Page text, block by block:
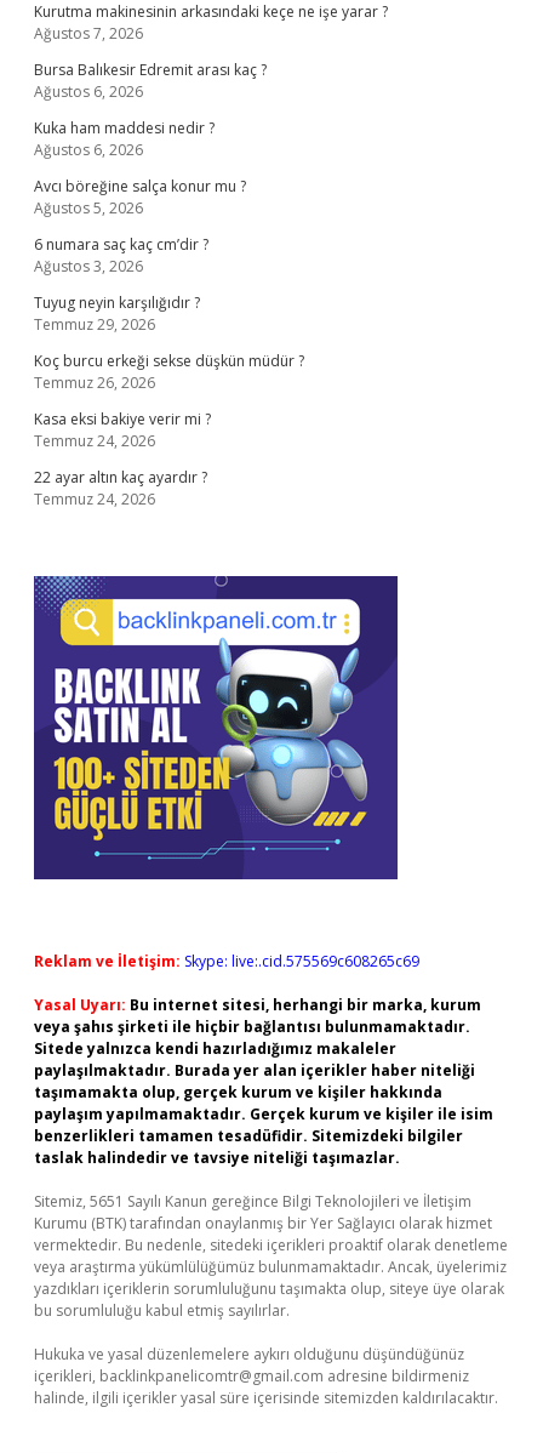
Kurutma makinesinin arkasındaki keçe ne işe yarar ?
Ağustos 7, 2026
Bursa Balıkesir Edremit arası kaç ?
Ağustos 6, 2026
Kuka ham maddesi nedir ?
Ağustos 6, 2026
Avcı böreğine salça konur mu ?
Ağustos 5, 2026
6 numara saç kaç cm’dir ?
Ağustos 3, 2026
Tuyug neyin karşılığıdır ?
Temmuz 29, 2026
Koç burcu erkeği sekse düşkün müdür ?
Temmuz 26, 2026
Kasa eksi bakiye verir mi ?
Temmuz 24, 2026
22 ayar altın kaç ayardır ?
Temmuz 24, 2026
Reklam ve İletişim: Skype: live:.cid.575569c608265c69
Yasal Uyarı: Bu internet sitesi, herhangi bir marka, kurum
veya şahıs şirketi ile hiçbir bağlantısı bulunmamaktadır.
Sitede yalnızca kendi hazırladığımız makaleler
paylaşılmaktadır. Burada yer alan içerikler haber niteliği
taşımamakta olup, gerçek kurum ve kişiler hakkında
paylaşım yapılmamaktadır. Gerçek kurum ve kişiler ile isim
benzerlikleri tamamen tesadüfidir. Sitemizdeki bilgiler
taslak halindedir ve tavsiye niteliği taşımazlar.
Sitemiz, 5651 Sayılı Kanun gereğince Bilgi Teknolojileri ve İletişim
Kurumu (BTK) tarafından onaylanmış bir Yer Sağlayıcı olarak hizmet
vermektedir. Bu nedenle, sitedeki içerikleri proaktif olarak denetleme
veya araştırma yükümlülüğümüz bulunmamaktadır. Ancak, üyelerimiz
yazdıkları içeriklerin sorumluluğunu taşımakta olup, siteye üye olarak
bu sorumluluğu kabul etmiş sayılırlar.
Hukuka ve yasal düzenlemelere aykırı olduğunu düşündüğünüz
içerikleri, backlinkpanelicomtr@gmail.com adresine bildirmeniz
halinde, ilgili içerikler yasal süre içerisinde sitemizden kaldırılacaktır.